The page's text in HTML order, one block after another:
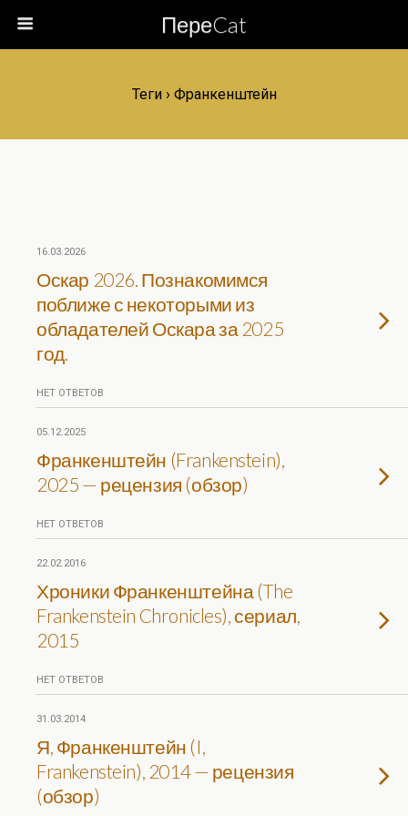
ПереCat
Теги › Франкенштейн
16.03.2026
Оскар 2026. Познакомимся
поближе с некоторыми из
обладателей Оскара за 2025
год.
НЕТ ОТВЕТОВ
05.12.2025
Франкенштейн (Frankenstein),
2025 — рецензия (обзор)
НЕТ ОТВЕТОВ
22.02.2016
Хроники Франкенштейна (The
Frankenstein Chronicles), сериал,
2015
НЕТ ОТВЕТОВ
31.03.2014
Я, Франкенштейн (I,
Frankenstein), 2014 — рецензия
(обзор)